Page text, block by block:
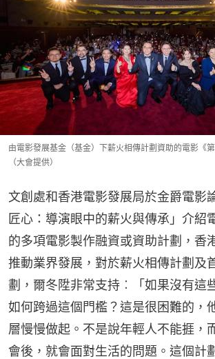
由電影發展基金（基金）下薪火相傳計劃資助的電影《
（大會提供）
文創處和香港電影發展局於金爵電影
匠心：導演眼中的薪火與傳承」介紹
的多項電影製作融資或資助計劃，香
推動業界發展，對於薪火相傳計劃及
劃，爾冬陞非常支持︰「如果沒有這
如何跨過這個門檻？這是很困難的，
層慢慢做起。不是說年輕人不能捱，
會後，就會面對生活的問題。這個計